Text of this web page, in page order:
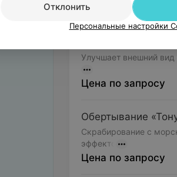
Цена по запросу
Улучшает внешний вид
Цена по запросу
Обертывание
Скрабирование с
эффекто
Цена по запросу
Отклонить
Персональные настройки